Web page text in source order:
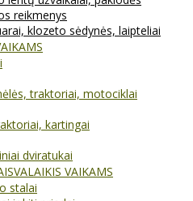
reikmenys
klozeto sėdynės, laipteliai
traktoriai, motociklai
kartingai
dviratukai
VAIKAMS
stalai